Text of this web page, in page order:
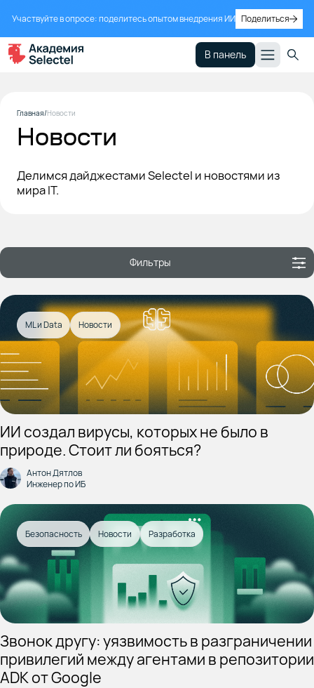
Участвуйте в опросе: поделитесь опытом внедрения ИИ Поделиться
В панель
Главная Новости
Новости
Делимся дайджестами Selectel и новостями из
мира IT.
Фильтры
ML и Data Новости
ИИ создал вирусы, которых не было в
природе. Стоит ли бояться?
Антон Дятлов
Инженер по ИБ
Безопасность Новости Разработка
Звонок другу: уязвимость в разграничении
привилегий между агентами в репозитории
ADK от Google